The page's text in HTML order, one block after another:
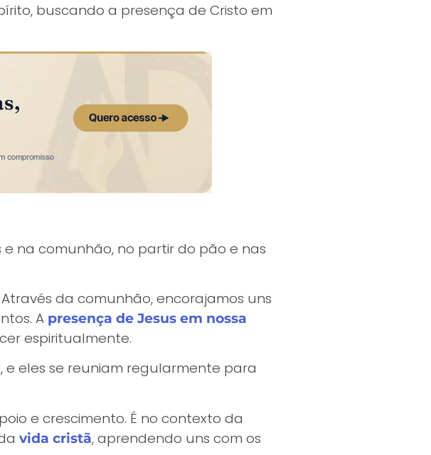
buscando a presença de Cristo em
na comunhão, no partir do pão e nas
da comunhão, encorajamos uns
A presença de Jesus em nossa
espiritualmente.
eles se reuniam regularmente para
e crescimento. É no contexto da
vida cristã, aprendendo uns com os